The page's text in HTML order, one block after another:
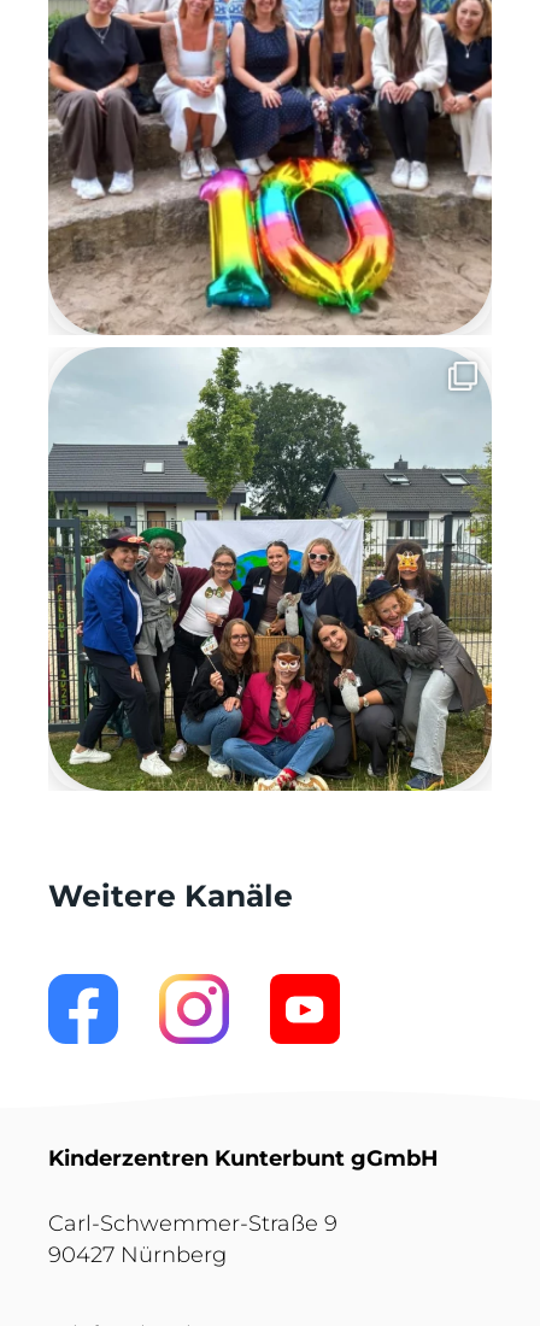
Weitere Kanäle
Kinderzentren Kunterbunt gGmbH
Carl-Schwemmer-Straße 9
90427 Nürnberg